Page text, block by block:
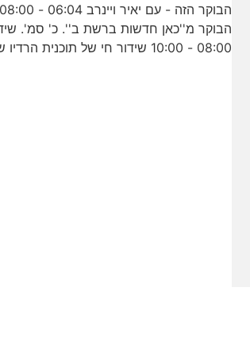
הבוקר מ''כאן חדשות ברשת ב''. כ' סמ'.
08:00 - 10:00 שידור חי של תוכנית הרדיו של ''כאן חדשות